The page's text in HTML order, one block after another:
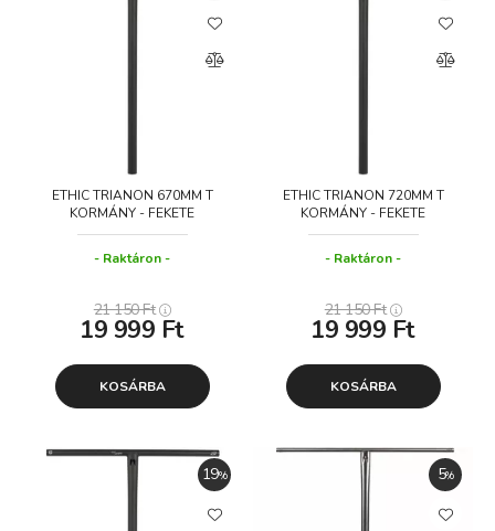
ETHIC TRIANON 670MM T
KORMÁNY - FEKETE
Raktáron
21 150Ft
19 999 Ft
KOSÁRBA
ETHIC TRIANON 720MM T
KORMÁNY - FEKETE
Raktáron
21 150Ft
19 999 Ft
KOSÁRBA
19 5